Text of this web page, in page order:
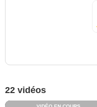
22 vidéos